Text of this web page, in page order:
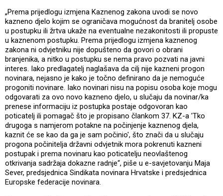
„Prema prijedlogu izmjena Kaznenog zakona uvodi se novo
kazneno djelo kojim se ograničava mogućnost da branitelj osobe
u postupku ili žrtva ukaže na eventualne nezakonitosti ili propuste
u kaznenom postupku. Prema prijedlogu izmjena kaznenog
zakona ni odvjetniku nije dopušteno da govori o obrani
branjenika, a nitko u postupku se nema pravo pozvati na javni
interes. Iako predlagatelj naglašava da cilj nije kazneni progon
novinara, nejasno je kako je točno definirano da je nemoguće
progoniti novinare. Iako novinari nisu na popisu osoba koje mogu
odgovarati za ovo novo kazneno djelo, u slučaju da novinar/ka
prenese informaciju iz postupka postaje odgovoran kao
poticatelj ili pomagač što je propisano člankom 37. KZ-a 'Tko
drugoga s namjerom potakne na počinjenje kaznenog djela,
kaznit će se kao da ga je sam počinio', što znači da u slučaju
progona počinitelja državni odvjetnik mora pokrenuti kazneni
postupak i prema novinaru kao poticatelju neovlaštenog
otkrivanja sadržaja dokazne radnje“, piše u e-savjetovanju Maja
Sever, predsjednica Sindikata novinara Hrvatske i predsjednica
Europske federacije novinara.